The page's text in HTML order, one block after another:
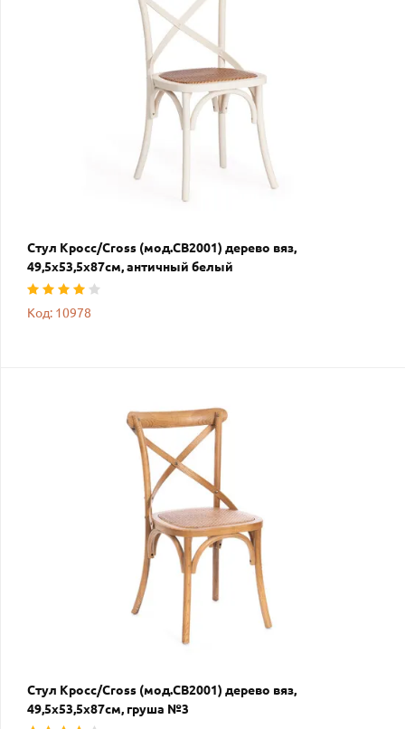
Стул Кросс/Cross (мод.CB2001) дерево вяз,
49,5х53,5х87см, античный белый
Код: 10978
Стул Кросс/Cross (мод.CB2001) дерево вяз,
49,5х53,5х87см, груша №3